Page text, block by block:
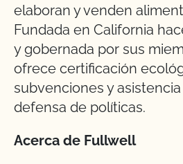
elaboran y venden
Fundada en California
y gobernada por sus
ofrece certificación
subvenciones y
defensa de políticas.
Acerca de Fullwell